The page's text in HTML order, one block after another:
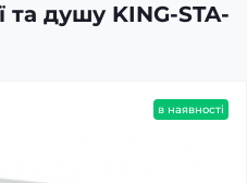
та душу KING-STA-
в наявності